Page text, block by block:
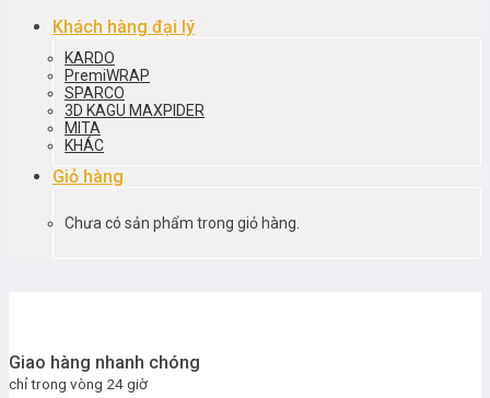
Khách hàng đại lý
KARDO
PremiWRAP
SPARCO
3D KAGU MAXPIDER
MITA
KHÁC
Giỏ hàng
Chưa có sản phẩm trong giỏ hàng.
Giao hàng nhanh chóng
chỉ trong vòng 24 giờ